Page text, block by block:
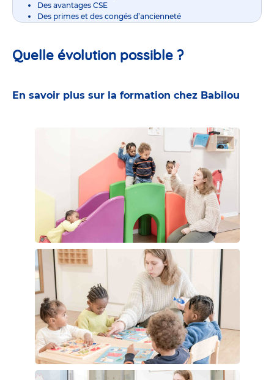
Des avantages CSE
Des primes et des congés d’ancienneté
Quelle évolution possible ?
En savoir plus sur la formation chez Babilou